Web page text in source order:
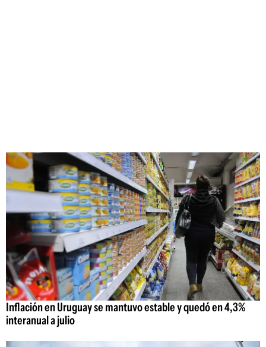
Inflación en Uruguay se mantuvo estable y quedó en 4,3%
interanual a julio